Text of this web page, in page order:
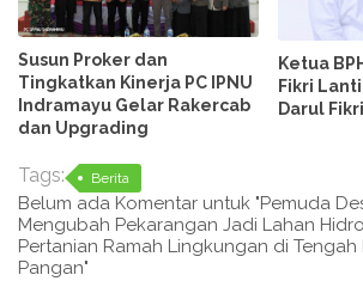
Susun Proker dan
Tingkatkan Kinerja PC IPNU
Indramayu Gelar Rakercab
dan Upgrading
Ketua
Fikri
Darul
Tags: Berita
Belum ada Komentar untuk "Pemuda
Mengubah Pekarangan Jadi Lahan
Pertanian Ramah Lingkungan di Tengah
Pangan"